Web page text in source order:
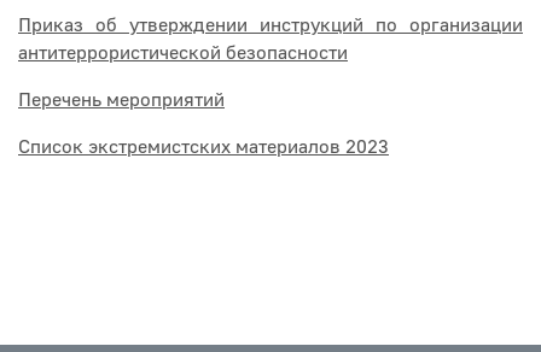
Приказ об утверждении инструкций по организации
антитеррористической безопасности
Перечень мероприятий
Список экстремистских материалов 2023